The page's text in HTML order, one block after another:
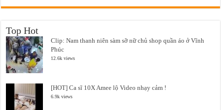
Top Hot
Clip: Nam thanh niên sàm sỡ nữ chủ shop quần áo ở Vĩnh
Phúc
12.6k views
[HOT] Ca sĩ 10X Amee lộ Video nhạy cảm !
6.9k views